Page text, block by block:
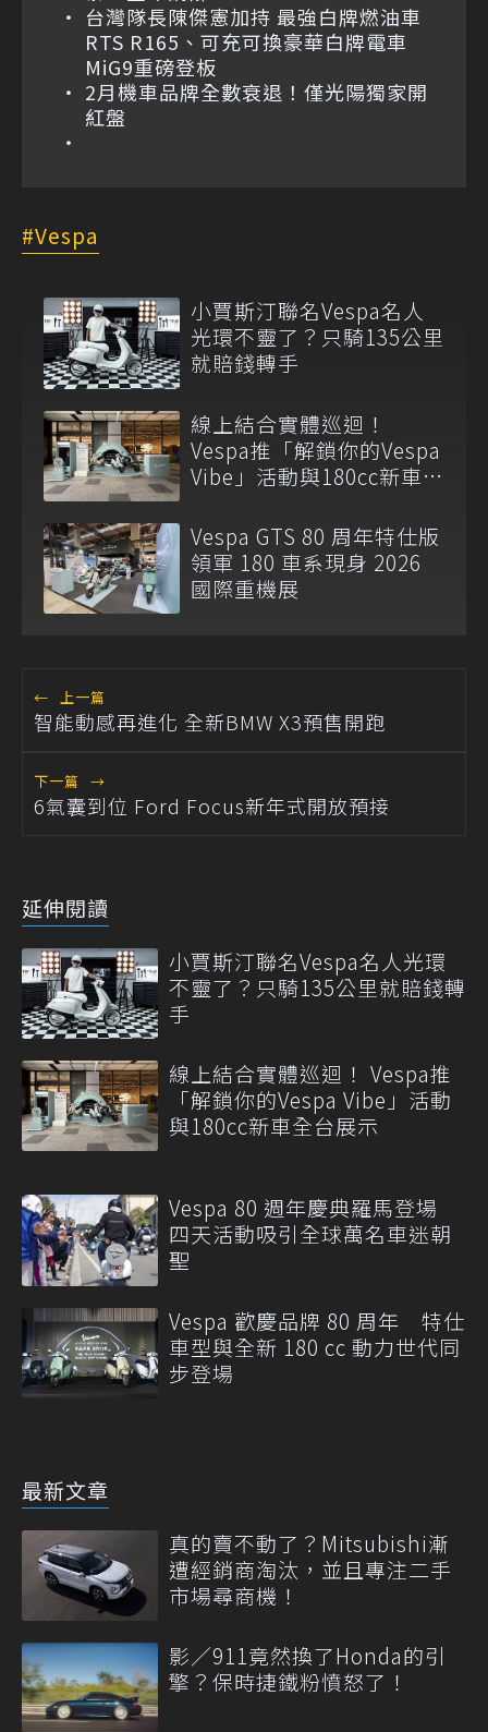
台灣隊長陳傑憲加持 最強白牌燃油車
RTS R165、可充可換豪華白牌電車
MiG9重磅登板
2月機車品牌全數衰退！僅光陽獨家開
紅盤
Vespa
小賈斯汀聯名Vespa名人
光環不靈了？只騎135公里
就賠錢轉手
線上結合實體巡迴！
Vespa推「解鎖你的Vespa
Vibe」活動與180cc新車全
Vespa GTS 80 周年特仕版
領軍 180 車系現身 2026
國際重機展
← 上一篇
智能動感再進化 全新BMW X3預售開跑
下一篇 →
6氣囊到位 Ford Focus新年式開放預接
延伸閱讀
小賈斯汀聯名Vespa名人光環
不靈了？只騎135公里就賠錢轉
手
線上結合實體巡迴！ Vespa推
「解鎖你的Vespa Vibe」活動
與180cc新車全台展示
Vespa 80 週年慶典羅馬登場
四天活動吸引全球萬名車迷朝
聖
Vespa 歡慶品牌 80 周年 特仕
車型與全新 180 cc 動力世代同
步登場
最新文章
真的賣不動了？Mitsubishi漸
遭經銷商淘汰，並且專注二手
市場尋商機！
影／911竟然換了Honda的引
擎？保時捷鐵粉憤怒了！